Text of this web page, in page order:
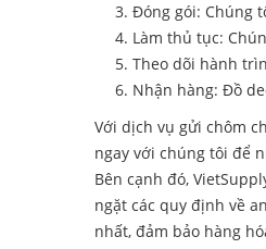
Đóng gói: Chúng
Làm thủ tục:
Theo dõi hành
Nhận hàng: Đồ
Với dịch vụ gửi chôm
ngay với chúng tôi để
Bên cạnh đó,
ngặt các quy định về
nhất, đảm bảo hàng